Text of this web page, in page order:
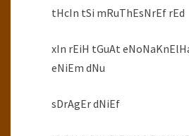
tHcIn tSi mRuThEsNrEf rEd
xIn rEiH tGuAt
eNiEm dNu
sDrAgEr dNiEf